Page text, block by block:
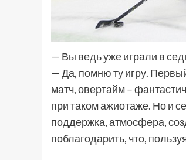
— Вы ведь уже играли в
— Да, помню ту игру.
матч, овертайм –
при таком ажиотаже. Но и
поддержка, атмосфера,
поблагодарить, что,